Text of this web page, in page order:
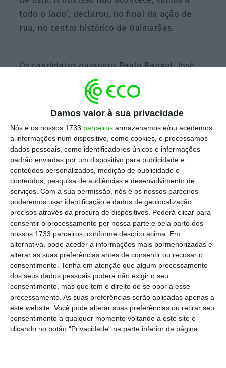
Damos valor à sua privacidade
Nós e os nossos 1733 parceiros armazenamos e/ou acedemos
a informações num dispositivo, como cookies, e processamos
dados pessoais, como identificadores únicos e informações
padrão enviadas por um dispositivo para publicidade e
conteúdos personalizados, medição de publicidade e
conteúdos, pesquisa de audiências e desenvolvimento de
serviços. Com a sua permissão, nós e os nossos parceiros
poderemos usar identificação e dados de geolocalização
precisos através da procura de dispositivos. Poderá clicar para
consentir o processamento por nossa parte e pela parte dos
nossos 1733 parceiros, conforme descrito acima. Em
alternativa, pode aceder a informações mais pormenorizadas e
alterar as suas preferências antes de consentir ou recusar o
consentimento. Tenha em atenção que algum processamento
dos seus dados pessoais poderá não exigir o seu
consentimento, mas que tem o direito de se opor a esse
processamento. As suas preferências serão aplicadas apenas a
este website. Você pode alterar suas preferências ou retirar seu
consentimento a qualquer momento voltando a este site e
clicando no botão "Privacidade" na parte inferior da página.
todo o lado”, declarou, no final da ação de
rua, no centro histórico de Guimarães.
Os candidatos europeus Paulo Rangel, José
Manuel Fernandes, líder da distrital de Braga
do PSD, e Lídia Pereira, distribuíram as sempre
presentes canetas do PSD “para votar de
domingo a oito dias”, numa iniciativa que
mobilizou muitas dezenas de apoiantes e que
teve direito a música e bombos, pelo grupo
“Zés Preiras – Duas Igrejas”.
Depois de dois dias em campanha por regiões
do país afetadas pela desertificação, com
iniciativas de rua pouco participadas, Rangel
frisou que não tem “medo da rua”:“Vamos
onde está o povo, para o ouvir e naturalmente
também para o tentar cativar e convencer
para o nosso programa”, declarou.
Questionado sobre ascríticas do primeiro-
ministro, António Costa, que sexta-feira à
noite acusou Paulo Rangelde nada ter feito